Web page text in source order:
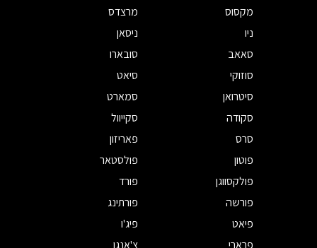
מקסוס
מרצדס
ניו
ניסאן
סאאב
סובארו
סוזוקי
סיאט
סיטרואן
סמארט
סקודה
סקייוול
סרס
פאריזון
פוטון
פולסטאר
פולקסווגן
פורד
פורשה
פורתינג
פיאט
פיג'ו
פרארי
צ'אנגן